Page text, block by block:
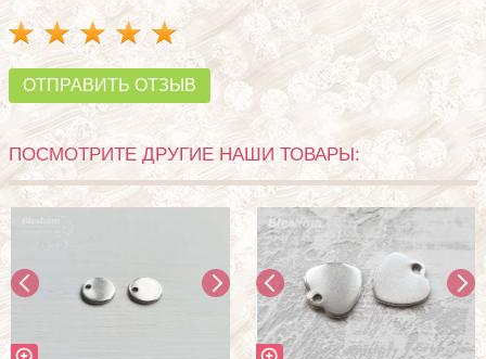
ОТПРАВИТЬ ОТЗЫВ
ПОСМОТРИТЕ ДРУГИЕ НАШИ ТОВАРЫ: